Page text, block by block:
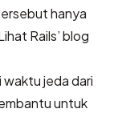
hanya
Rails’ blog
waktu jeda dari
untuk